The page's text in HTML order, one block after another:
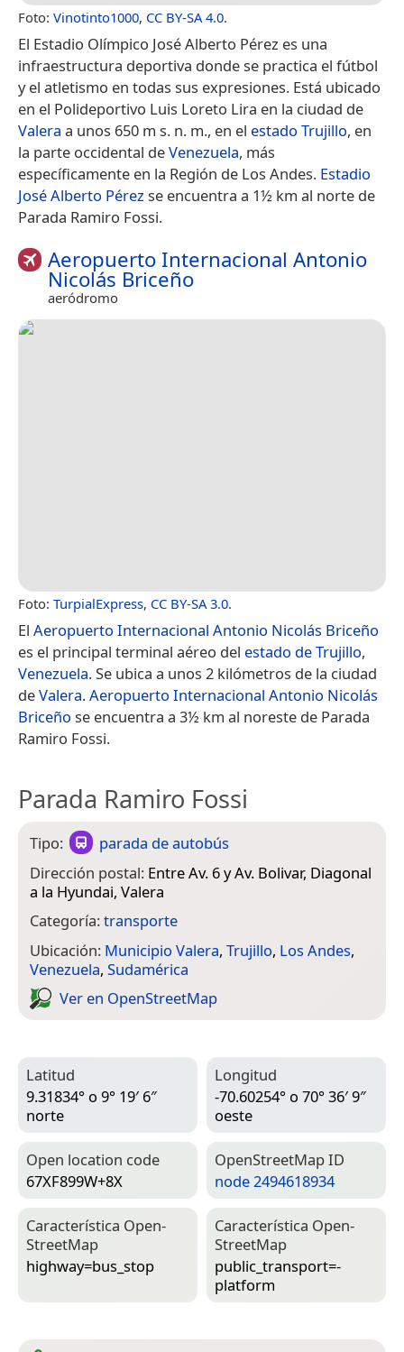
Foto: Vinotinto1000, CC BY-SA 4.0.
El Estadio Olímpico José Alberto Pérez es una
infraestructura deportiva donde se practica el fútbol
y el atletismo en todas sus expresiones. Está ubicado
en el Polideportivo Luis Loreto Lira en la ciudad de
Valera a unos 650 m s. n. m., en el estado Trujillo, en
la parte occidental deVenezuela, más
específicamente en la Región de Los Andes. Estadio
José Alberto Pérezse encuentra a 1½ km al norte de
Parada Ramiro Fossi.
Aeropuerto Internacional Antonio
Nicolás Briceño
aeródromo
Foto: TurpialExpress, CC BY-SA 3.0.
El Aeropuerto Internacional Antonio Nicolás Briceño
es el principal terminal aéreo del estado de Trujillo,
Venezuela. Se ubica a unos 2 kilómetros de la ciudad
deValera.Aeropuerto Internacional Antonio Nicolás
Briceño se encuentra a 3½ km al noreste de Parada
Ramiro Fossi.
Parada Ramiro Fossi
Tipo:
parada de autobús
Dirección postal: Entre Av. 6 y Av. Bolivar, Diagonal
a la Hyundai, Valera
Categoría:transporte
Ubicación: Municipio Valera, Trujillo, Los Andes,
Venezuela, Sudamérica
Ver en Open­Street­Map
Latitud
9.31834° o 9° 19′ 6″
norte
Longitud
-70.60254° o 70° 36′ 9″
oeste
Open location code
67XF899W+8X
Open­Street­Map ID
node 2494618934
Característica Open­
Street­Map
highway=­bus_stop
Característica Open­
Street­Map
public_transport=­
platform